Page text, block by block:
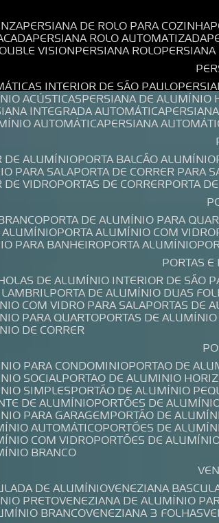
PERSIANA DE ROLO PARA COZINHA
PERSIANA ROLO AUTOMATIZADA
VISION PERSIANA ROLO
INTERIOR DE SÃO PAULO
ACÚSTICAS PERSIANA DE ALUMÍNIO
INTEGRADA AUTOMÁTICA
AUTOMÁTICA PERSIANA
DE ALUMÍNIO PORTA BALCÃO ALUMÍNIO
PARA SALA PORTA DE CORRER PARA
DE VIDRO PORTAS DE CORRER PORTA
PORTA DE ALUMÍNIO PARA
ALUMÍNIO PORTA ALUMÍNIO COM VIDRO
PARA BANHEIRO PORTA ALUMÍNIO
PORTAS
DE ALUMÍNIO INTERIOR DE SÃO
LAMBRIL PORTA DE ALUMÍNIO DUAS
COM VIDRO PARA SALA PORTAS DE
PARA QUARTO PORTAS DE
DE CORRER
PARA CONDOMINIO PORTAO DE
SOCIAL PORTAO DE ALUMINIO
SIMPLES PORTÃO DE ALUMÍNIO
DE ALUMÍNIO PORTÕES DE
PARA GARAGEM PORTÃO DE
AUTOMÁTICO PORTÕES DE
COM VIDRO PORTÕES DE
BRANCO
DE ALUMÍNIO VENEZIANA
PRETO VENEZIANA DE ALUMÍNIO
BRANCO VENEZIANA 3 FOLHAS